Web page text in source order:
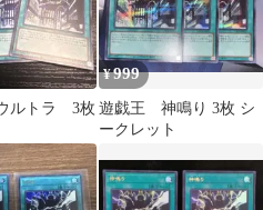
ルトラ 3枚
¥999
遊戯王 神鳴り 3枚 シ
ークレット